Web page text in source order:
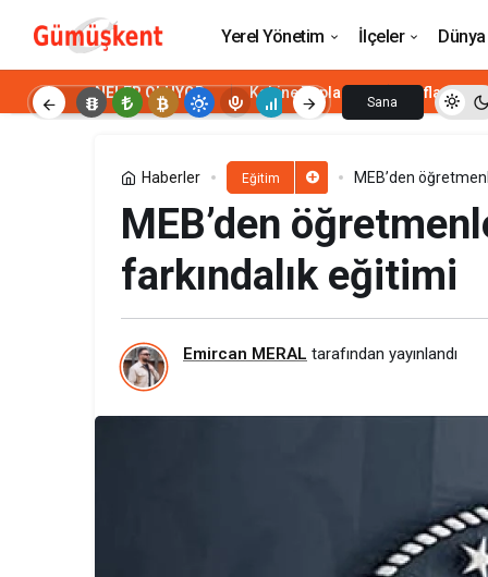
Yerel Yönetim İlçeler Dünya
Sana
NELER OLUYOR Kabine Toplantısı Enflasyon
Haberler Eğitim MEB’den
MEB’den
farkındalık eğitimi
Emircan MERAL tarafından yayınlandı
YKS eğitim bilgisi güncelleme ekranı